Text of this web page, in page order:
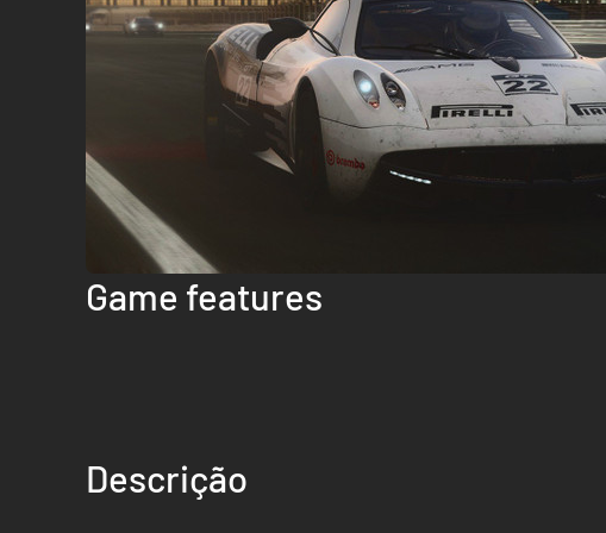
Game features
Descrição